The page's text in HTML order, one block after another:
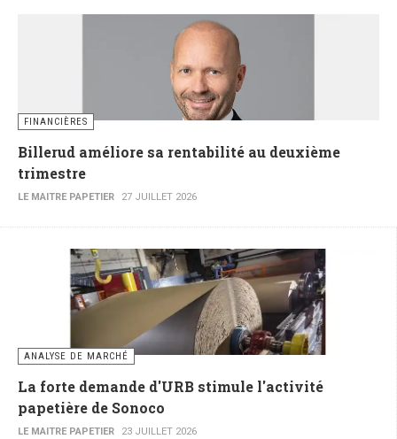
FINANCIÈRES
Billerud améliore sa rentabilité au deuxième
trimestre
LE MAITRE PAPETIER 27 JUILLET 2026
ANALYSE DE MARCHÉ
La forte demande d'URB stimule l'activité
papetière de Sonoco
LE MAITRE PAPETIER 23 JUILLET 2026